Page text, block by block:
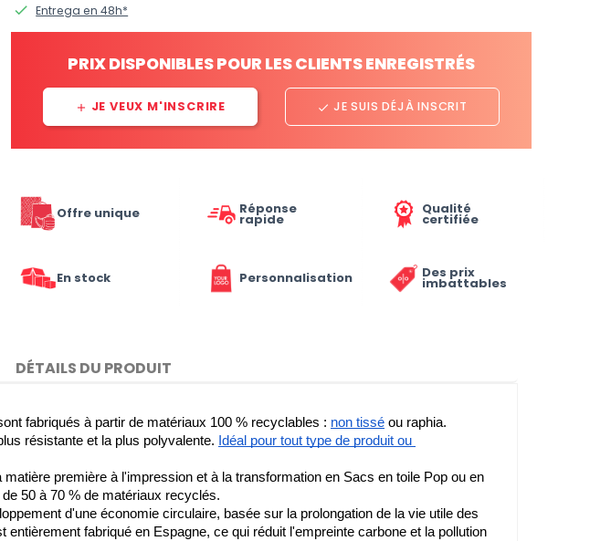
done Entrega en 48h*
PRIX DISPONIBLES POUR LES CLIENTS ENREGISTRÉS
add JE VEUX M'INSCRIRE done JE SUIS DÉJÀ INSCRIT
Offre unique Réponse
rapide
Qualité
certifiée
En stock Personnalisation Des prix
imbattables
DÉTAILS DU PRODUIT
fabriqués à partir de matériaux 100 % recyclables : non tissé ou raphia.
résistante et la plus polyvalente. Idéal pour tout type de produit ou
première à l'impression et à la transformation en Sacs en toile Pop ou en
50 à 70 % de matériaux recyclés.
d'une économie circulaire, basée sur la prolongation de la vie utile des
entièrement fabriqué en Espagne, ce qui réduit l'empreinte carbone et la pollution